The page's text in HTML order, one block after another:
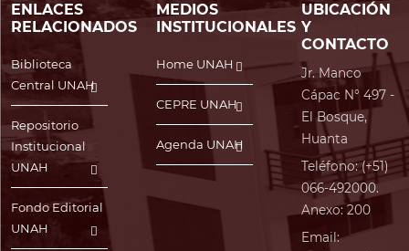
ENLACES
RELACIONADOS
Biblioteca
Central UNAH
Repositorio
Institucional
UNAH
Fondo Editorial
UNAH
MEDIOS
INSTITUCIONALES
Home UNAH
CEPRE UNAH
Agenda UNAH
UBICACIÓN
Y
CONTACTO
Jr. Manco
Cápac N° 497 -
El Bosque,
Huanta
Teléfono: (+51)
066-492000.
Anexo: 200
Email: